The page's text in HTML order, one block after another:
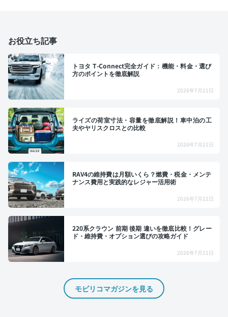
お役立ち記事
トヨタ T-Connect完全ガイド：機能・料金・選び
方のポイントを徹底解説
2026年7月21日
ライズの荷室寸法・容量を徹底解説！車中泊の工
夫やヤリスクロスとの比較
2026年7月21日
RAV4の維持費は月額いくら？燃費・税金・メンテ
ナンス費用と実践的なレジャー活用術
2026年7月21日
220系クラウン 前期 後期 違いを徹底比較！グレー
ド・維持費・オプション選びの攻略ガイド
2026年7月21日
モビリコマガジンを見る